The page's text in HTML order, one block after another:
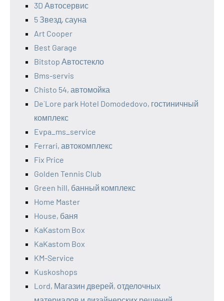
3D Автосервис
5 Звезд, сауна
Art Cooper
Best Garage
Bitstop Автостекло
Bms-servis
Chisto 54, автомойка
De`Lore park Hotel Domodedovo, гостиничный
комплекс
Evpa_ms_service
Ferrari, автокомплекс
Fix Price
Golden Tennis Club
Green hill, банный комплекс
Home Master
House, баня
KaKastom Box
KaKastom Box
KM-Service
Kuskoshops
Lord, Магазин дверей, отделочных